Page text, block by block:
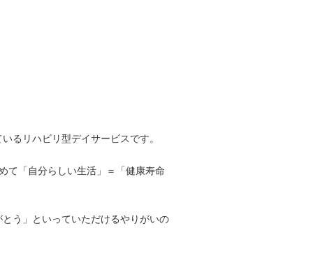
るリハビリ型デイサービスです。
て「自分らしい生活」＝「健康寿命
う」といっていただけるやりがいの